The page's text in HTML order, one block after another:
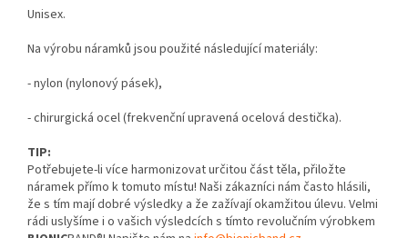
Unisex.
Na výrobu náramků jsou použité následující materiály:
- nylon (nylonový pásek),
- chirurgická ocel (frekvenční upravená ocelová destička).
TIP:
Potřebujete-li více harmonizovat určitou část těla, přiložte
náramek přímo k tomuto místu! Naši zákazníci nám často hlásili,
že s tím mají dobré výsledky a že zažívají okamžitou úlevu. Velmi
rádi uslyšíme i o vašich výsledcích s tímto revolučním výrobkem